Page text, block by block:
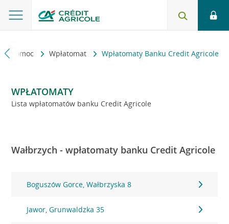
i pomoc Wpłatomat Wpłatomaty Banku Credit Agricole
WPŁATOMATY
Lista wpłatomatów banku Credit Agricole
Wałbrzych - wpłatomaty banku Credit Agricole
Boguszów Gorce, Wałbrzyska 8
Jawor, Grunwaldzka 35